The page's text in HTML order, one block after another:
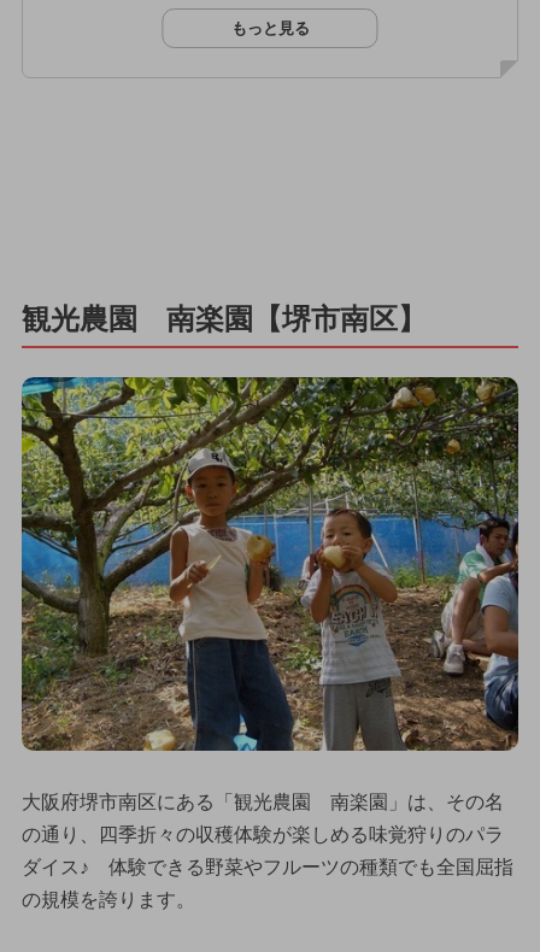
もっと見る
観光農園 南楽園【堺市南区】
大阪府堺市南区にある「観光農園 南楽園」は、その名
の通り、四季折々の収穫体験が楽しめる味覚狩りのパラ
ダイス♪ 体験できる野菜やフルーツの種類でも全国屈指
の規模を誇ります。